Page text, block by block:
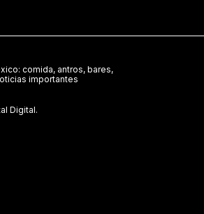
comida, antros, bares,
importantes
Digital.